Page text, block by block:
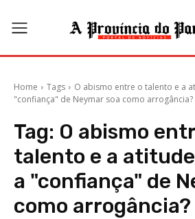
Home Tags
O abismo entre o talento e a
"confiança" de Neymar soa como arrogância?
Tag: O abismo
talento e a
a "confiança" de
como arrogância?